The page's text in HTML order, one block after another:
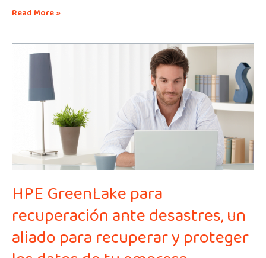
Read More »
HPE GreenLake para
recuperación ante desastres, un
aliado para recuperar y proteger
GreenLake
recuperación
desastres,
recuperar
y
los
datos
de
empresa